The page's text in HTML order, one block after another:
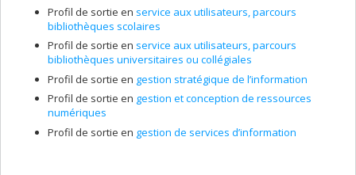
Profil de sortie en service aux utilisateurs, parcours
bibliothèques scolaires
Profil de sortie en service aux utilisateurs, parcours
bibliothèques universitaires ou collégiales
Profil de sortie en gestion stratégique de l’information
Profil de sortie en gestion et conception de ressources
numériques
Profil de sortie en gestion de services d’information